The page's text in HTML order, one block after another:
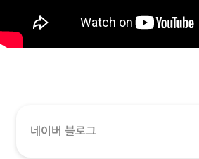
네이버 블로그